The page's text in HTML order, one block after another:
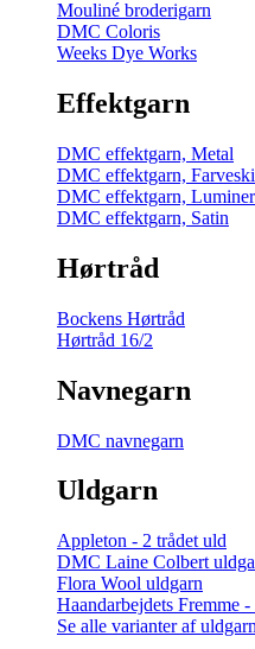
Mouliné broderigarn
DMC Coloris
Weeks Dye Works
Effektgarn
DMC effektgarn, Metal
DMC effektgarn,
DMC effektgarn,
DMC effektgarn, Satin
Hørtråd
Bockens Hørtråd
Hørtråd 16/2
Navnegarn
DMC navnegarn
Uldgarn
Appleton - 2 trådet uld
DMC Laine Colbert
Flora Wool uldgarn
Haandarbejdets Fremme
Se alle varianter af uldgarn